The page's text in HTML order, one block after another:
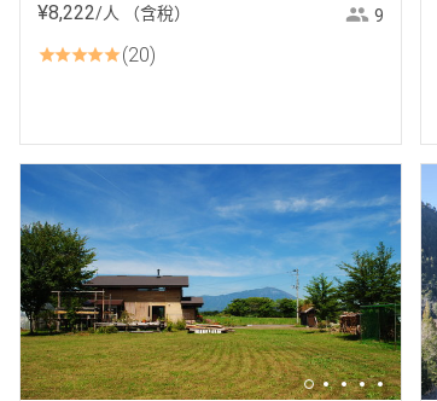
¥8,222/人 （含稅） 9
20